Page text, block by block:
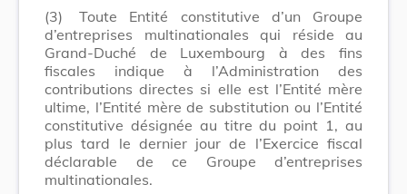
(3)
Toute Entité constitutive d’un Groupe
d’entreprises multinationales qui réside au
Grand-Duché de Luxembourg à des fins
fiscales indique à l’Administration des
contributions directes si elle est l’Entité mère
ultime, l’Entité mère de substitution ou l’Entité
constitutive désignée au titre du point 1, au
plus tard le dernier jour de l’Exercice fiscal
déclarable de ce Groupe d’entreprises
multinationales.